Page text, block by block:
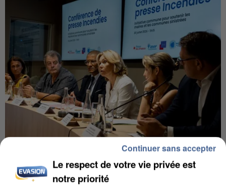
INCENDIES : L’ÎLE-DE-FRANCE LANCE UN ÉLAN
DE SOLIDARITÉ AVEC LES...
Le respect de votre vie privée est
notre priorité
Continuer sans accepter